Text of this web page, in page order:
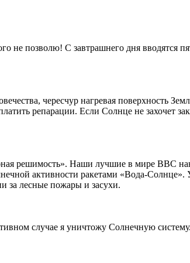
не позволю! С завтрашнего дня вводятся
чересчур нагревая поверхность
репарации. Если Солнце не захочет
решимость». Наши лучшие в мире ВВС
активности ракетами «Вода-
за лесные пожары и засухи.
случае я уничтожу Солнечную систему.